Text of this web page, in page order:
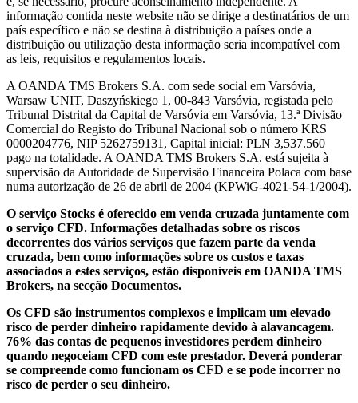
informação contida neste website não se dirige a destinatários de um
país específico e não se destina à distribuição a países onde a
distribuição ou utilização desta informação seria incompatível com
as leis, requisitos e regulamentos locais.
A OANDA TMS Brokers S.A. com sede social em Varsóvia,
Warsaw UNIT, Daszyńskiego 1, 00-843 Varsóvia, registada pelo
Tribunal Distrital da Capital de Varsóvia em Varsóvia, 13.ª Divisão
Comercial do Registo do Tribunal Nacional sob o número KRS
0000204776, NIP 5262759131, Capital inicial: PLN 3,537.560
pago na totalidade. A OANDA TMS Brokers S.A. está sujeita à
supervisão da Autoridade de Supervisão Financeira Polaca com base
numa autorização de 26 de abril de 2004 (KPWiG-4021-54-1/2004).
O serviço Stocks é oferecido em venda cruzada juntamente com
o serviço CFD. Informações detalhadas sobre os riscos
decorrentes dos vários serviços que fazem parte da venda
cruzada, bem como informações sobre os custos e taxas
associados a estes serviços, estão disponíveis em OANDA TMS
Brokers, na secção Documentos.
Os CFD são instrumentos complexos e implicam um elevado
risco de perder dinheiro rapidamente devido à alavancagem.
76% das contas de pequenos investidores perdem dinheiro
quando negoceiam CFD com este prestador. Deverá ponderar
se compreende como funcionam os CFD e se pode incorrer no
risco de perder o seu dinheiro.